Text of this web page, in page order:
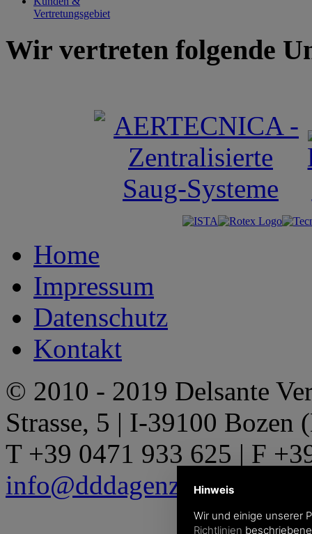
Vertretungsgebiet
Wir vertreten folgende
Home
Impressum
Datenschutz
Kontakt
© 2010 - 2019 Delsante
Strasse, 5 | I-39100
T +39 0471 933 625 | F
info@dddagenzia.it|
Hinweis
Wir und einige unserer
Richtlinien